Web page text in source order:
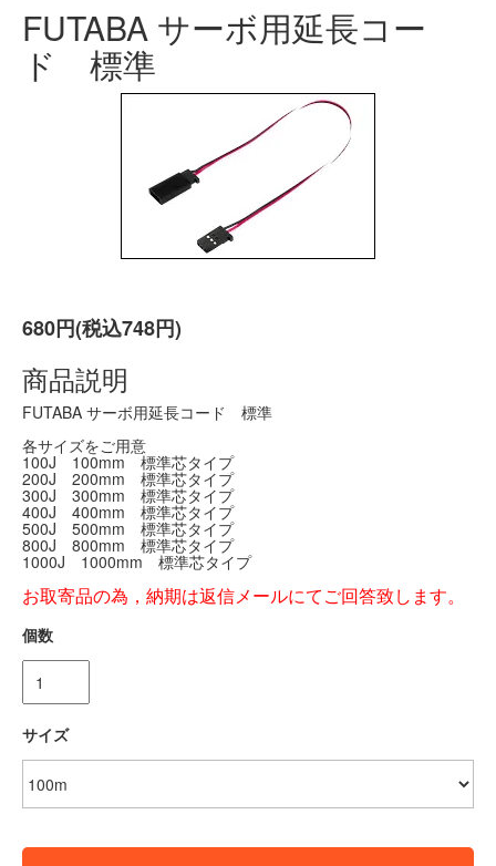
FUTABA サーボ用延長コー
ド 標準
680円(税込748円)
商品説明
FUTABA サーボ用延長コード 標準
各サイズをご用意
100J 100mm 標準芯タイプ
200J 200mm 標準芯タイプ
300J 300mm 標準芯タイプ
400J 400mm 標準芯タイプ
500J 500mm 標準芯タイプ
800J 800mm 標準芯タイプ
1000J 1000mm 標準芯タイプ
お取寄品の為，納期は返信メールにてご回答致します。
個数
サイズ